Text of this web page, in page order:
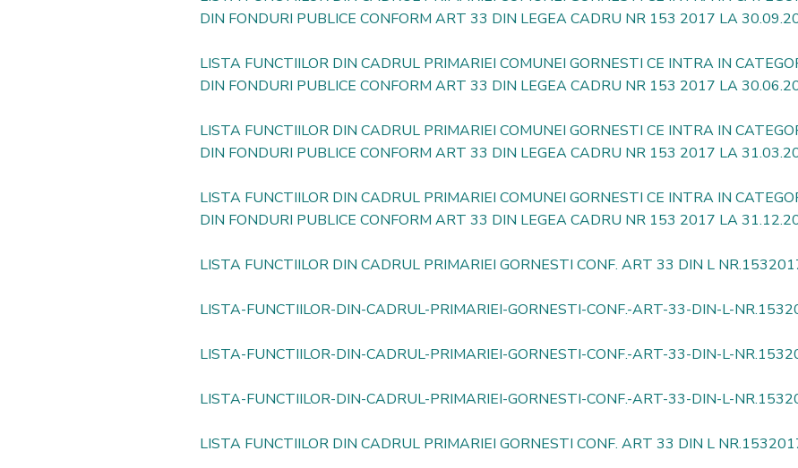
DIN FONDURI PUBLICE CONFORM ART 33 DIN LEGEA CADRU NR 153 2017 LA
LISTA FUNCTIILOR DIN CADRUL PRIMARIEI COMUNEI GORNESTI CE INTRA IN
DIN FONDURI PUBLICE CONFORM ART 33 DIN LEGEA CADRU NR 153 2017 LA
LISTA FUNCTIILOR DIN CADRUL PRIMARIEI COMUNEI GORNESTI CE INTRA IN
DIN FONDURI PUBLICE CONFORM ART 33 DIN LEGEA CADRU NR 153 2017 LA
LISTA FUNCTIILOR DIN CADRUL PRIMARIEI COMUNEI GORNESTI CE INTRA IN
DIN FONDURI PUBLICE CONFORM ART 33 DIN LEGEA CADRU NR 153 2017 LA
LISTA FUNCTIILOR DIN CADRUL PRIMARIEI GORNESTI CONF. ART 33 DIN L
LISTA-FUNCTIILOR-DIN-CADRUL-PRIMARIEI-GORNESTI-CONF.-ART-33-DIN-L-
LISTA-FUNCTIILOR-DIN-CADRUL-PRIMARIEI-GORNESTI-CONF.-ART-33-DIN-L-
LISTA-FUNCTIILOR-DIN-CADRUL-PRIMARIEI-GORNESTI-CONF.-ART-33-DIN-L-
LISTA FUNCTIILOR DIN CADRUL PRIMARIEI GORNESTI CONF. ART 33 DIN L